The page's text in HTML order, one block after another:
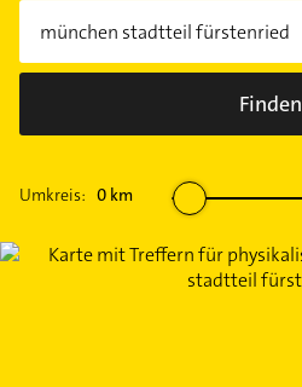
Finden
Umkreis: 0 km